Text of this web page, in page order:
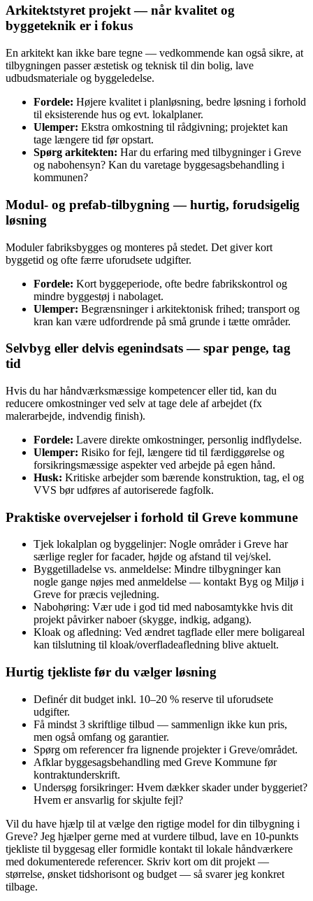
Arkitektstyret projekt — når kvalitet og
byggeteknik er i fokus
En arkitekt kan ikke bare tegne — vedkommende kan også sikre, at
tilbygningen passer æstetisk og teknisk til din bolig, lave
udbudsmateriale og byggeledelse.
Fordele: Højere kvalitet i planløsning, bedre løsning i forhold
til eksisterende hus og evt. lokalplaner.
Ulemper: Ekstra omkostning til rådgivning; projektet kan
tage længere tid før opstart.
Spørg arkitekten: Har du erfaring med tilbygninger i Greve
og nabohensyn? Kan du varetage byggesagsbehandling i
kommunen?
Modul‑ og prefab‑tilbygning — hurtig, forudsigelig
løsning
Moduler fabriksbygges og monteres på stedet. Det giver kort
byggetid og ofte færre uforudsete udgifter.
Fordele: Kort byggeperiode, ofte bedre fabrikskontrol og
mindre byggestøj i nabolaget.
Ulemper: Begrænsninger i arkitektonisk frihed; transport og
kran kan være udfordrende på små grunde i tætte områder.
Selvbyg eller delvis egenindsats — spar penge, tag
tid
Hvis du har håndværksmæssige kompetencer eller tid, kan du
reducere omkostninger ved selv at tage dele af arbejdet (fx
malerarbejde, indvendig finish).
Fordele: Lavere direkte omkostninger, personlig indflydelse.
Ulemper: Risiko for fejl, længere tid til færdiggørelse og
forsikringsmæssige aspekter ved arbejde på egen hånd.
Husk: Kritiske arbejder som bærende konstruktion, tag, el og
VVS bør udføres af autoriserede fagfolk.
Praktiske overvejelser i forhold til Greve kommune
Tjek lokalplan og byggelinjer: Nogle områder i Greve har
særlige regler for facader, højde og afstand til vej/skel.
Byggetilladelse vs. anmeldelse: Mindre tilbygninger kan
nogle gange nøjes med anmeldelse — kontakt Byg og Miljø i
Greve for præcis vejledning.
Nabohøring: Vær ude i god tid med nabosamtykke hvis dit
projekt påvirker naboer (skygge, indkig, adgang).
Kloak og afledning: Ved ændret tagflade eller mere boligareal
kan tilslutning til kloak/overfladeafledning blive aktuelt.
Hurtig tjekliste før du vælger løsning
Definér dit budget inkl. 10–20 % reserve til uforudsete
udgifter.
Få mindst 3 skriftlige tilbud — sammenlign ikke kun pris,
men også omfang og garantier.
Spørg om referencer fra lignende projekter i Greve/området.
Afklar byggesagsbehandling med Greve Kommune før
kontraktunderskrift.
Undersøg forsikringer: Hvem dækker skader under byggeriet?
Hvem er ansvarlig for skjulte fejl?
Vil du have hjælp til at vælge den rigtige model for din tilbygning i
Greve? Jeg hjælper gerne med at vurdere tilbud, lave en 10‑punkts
tjekliste til byggesag eller formidle kontakt til lokale håndværkere
med dokumenterede referencer. Skriv kort om dit projekt —
størrelse, ønsket tidshorisont og budget — så svarer jeg konkret
tilbage.